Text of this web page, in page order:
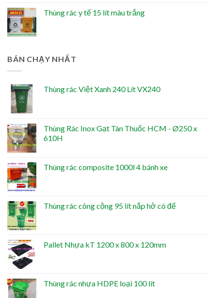
Thùng rác y tế 15 lít màu trắng
BÁN CHẠY NHẤT
Thùng rác Việt Xanh 240 Lít VX240
Thùng Rác Inox Gạt Tàn Thuốc HCM - Ø250 x
610H
Thùng rác composite 1000l 4 bánh xe
Thùng rác công cộng 95 lít nắp hở có đế
Pallet Nhựa kT 1200 x 800 x 120mm
Thùng rác nhựa HDPE loại 100 lít